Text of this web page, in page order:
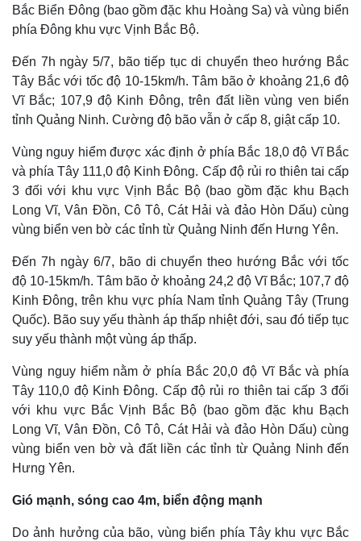
Thế giới
Quan sát
Cuộc sống đó đây
Hồ sơ
Multimedia
Video
Ảnh
E-Magazine
Bắc Biển Đông (bao gồm đặc khu Hoàng Sa) và vùng biển
phía Đông khu vực Vịnh Bắc Bộ.
Đến 7h ngày 5/7, bão tiếp tục di chuyển theo hướng Bắc
Tây Bắc với tốc độ 10-15km/h. Tâm bão ở khoảng 21,6 độ
Vĩ Bắc; 107,9 độ Kinh Đông, trên đất liền vùng ven biển
tỉnh Quảng Ninh. Cường độ bão vẫn ở cấp 8, giật cấp 10.
Vùng nguy hiểm được xác định ở phía Bắc 18,0 độ Vĩ Bắc
và phía Tây 111,0 độ Kinh Đông. Cấp độ rủi ro thiên tai cấp
3 đối với khu vực Vịnh Bắc Bộ (bao gồm đặc khu Bạch
Long Vĩ, Vân Đồn, Cô Tô, Cát Hải và đảo Hòn Dấu) cùng
vùng biển ven bờ các tỉnh từ Quảng Ninh đến Hưng Yên.
Đến 7h ngày 6/7, bão di chuyển theo hướng Bắc với tốc
độ 10-15km/h. Tâm bão ở khoảng 24,2 độ Vĩ Bắc; 107,7 độ
Kinh Đông, trên khu vực phía Nam tỉnh Quảng Tây (Trung
Quốc). Bão suy yếu thành áp thấp nhiệt đới, sau đó tiếp tục
suy yếu thành một vùng áp thấp.
Vùng nguy hiểm nằm ở phía Bắc 20,0 độ Vĩ Bắc và phía
Tây 110,0 độ Kinh Đông. Cấp độ rủi ro thiên tai cấp 3 đối
với khu vực Bắc Vịnh Bắc Bộ (bao gồm đặc khu Bạch
Long Vĩ, Vân Đồn, Cô Tô, Cát Hải và đảo Hòn Dấu) cùng
vùng biển ven bờ và đất liền các tỉnh từ Quảng Ninh đến
Hưng Yên.
Gió mạnh, sóng cao 4m, biển động mạnh
Do ảnh hưởng của bão, vùng biển phía Tây khu vực Bắc